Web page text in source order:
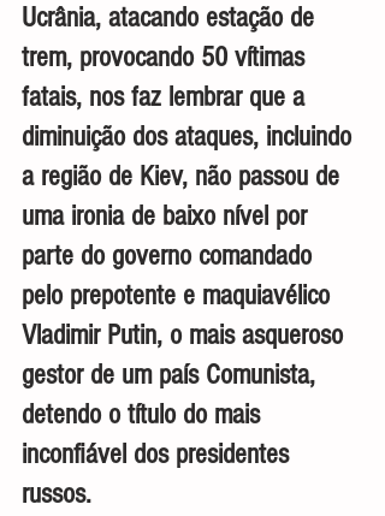
Ucrânia, atacando estação de
trem, provocando 50 vítimas
fatais, nos faz lembrar que a
diminuição dos ataques, incluindo
a região de Kiev, não passou de
uma ironia de baixo nível por
parte do governo comandado
pelo prepotente e maquiavélico
Vladimir Putin, o mais asqueroso
gestor de um país Comunista,
detendo o título do mais
inconfiável dos presidentes
russos.